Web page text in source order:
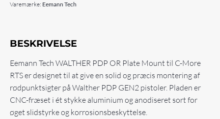
antal
Varemærke: Eemann Tech
BESKRIVELSE
Eemann Tech WALTHER PDP OR Plate Mount til C-More
RTS er designet til at give en solid og præcis montering af
rødpunktsigter på Walther PDP GEN2 pistoler. Pladen er
CNC-fræset i ét stykke aluminium og anodiseret sort for
øget slidstyrke og korrosionsbeskyttelse.